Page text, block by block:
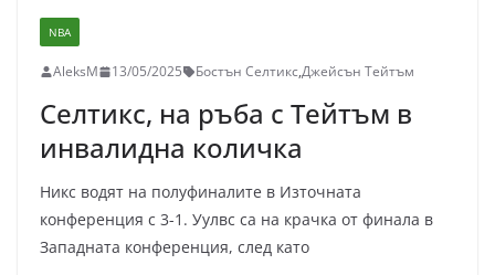
NBA
AleksM 13/05/2025 Бостън Селтикс,Джейсън Тейтъм
Селтикс, на ръба с Тейтъм в
инвалидна количка
Никс водят на полуфиналите в Източната
конференция с 3-1. Уулвс са на крачка от финала в
Западната конференция, след като